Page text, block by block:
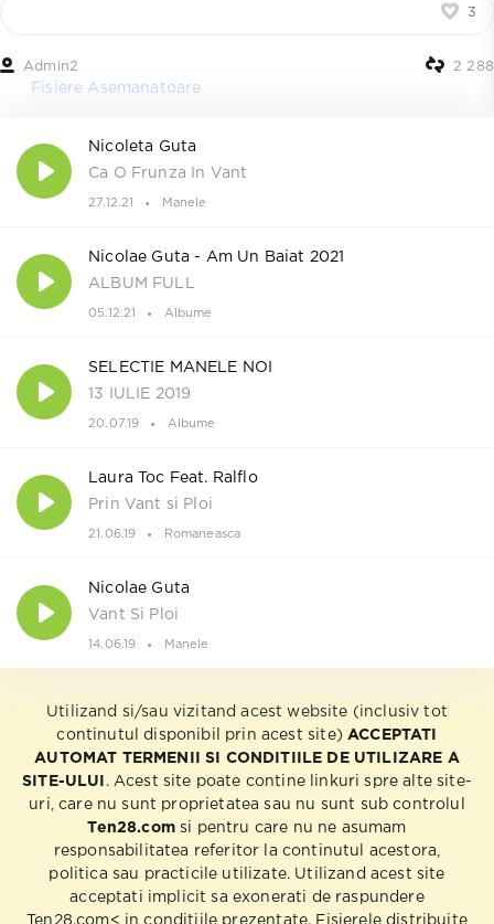
3
Admin2 2 288
Fisiere Asemanatoare
Nicoleta Guta
Ca O Frunza In Vant
27.12.21 Manele
Nicolae Guta - Am Un Baiat 2021
ALBUM FULL
05.12.21 Albume
SELECTIE MANELE NOI
13 IULIE 2019
20.07.19 Albume
Laura Toc Feat. Ralflo
Prin Vant si Ploi
21.06.19 Romaneasca
Nicolae Guta
Vant Si Ploi
14.06.19 Manele
Utilizand si/sau vizitand acest website (inclusiv tot
continutul disponibil prin acest site) ACCEPTATI
AUTOMAT TERMENII SI CONDITIILE DE UTILIZARE A
SITE-ULUI
. Acest site poate contine linkuri spre alte site-
uri, care nu sunt proprietatea sau nu sunt sub controlul
Ten28.comsi pentru care nu ne asumam
responsabilitatea referitor la continutul acestora,
politica sau practicile utilizate. Utilizand acest site
acceptati implicit sa exonerati de raspundere
Ten28.com< in conditiile prezentate. Fisierele distribuite